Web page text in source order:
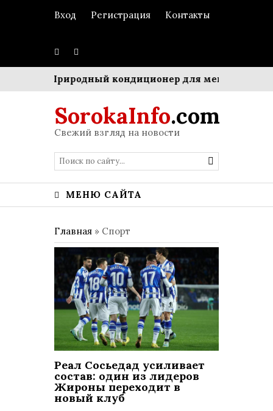
Вход Регистрация Контакты
Природный кондиционер для мегаполиса:
SorokaInfo.com
Свежий взгляд на новости
МЕНЮ САЙТА
Главная » Спорт
Реал Сосьедад усиливает
состав: один из лидеров
Жироны переходит в
новый клуб